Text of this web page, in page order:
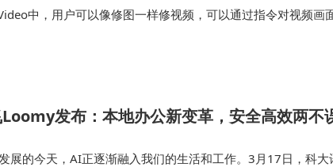
中，用户可以像修图一样修视频，可以通过指令对视频画
新场景；参考视…
发布：本地办公新变革，安全高效两不
展的今天，AI正逐渐融入我们的生活和工作。3月17日，科大